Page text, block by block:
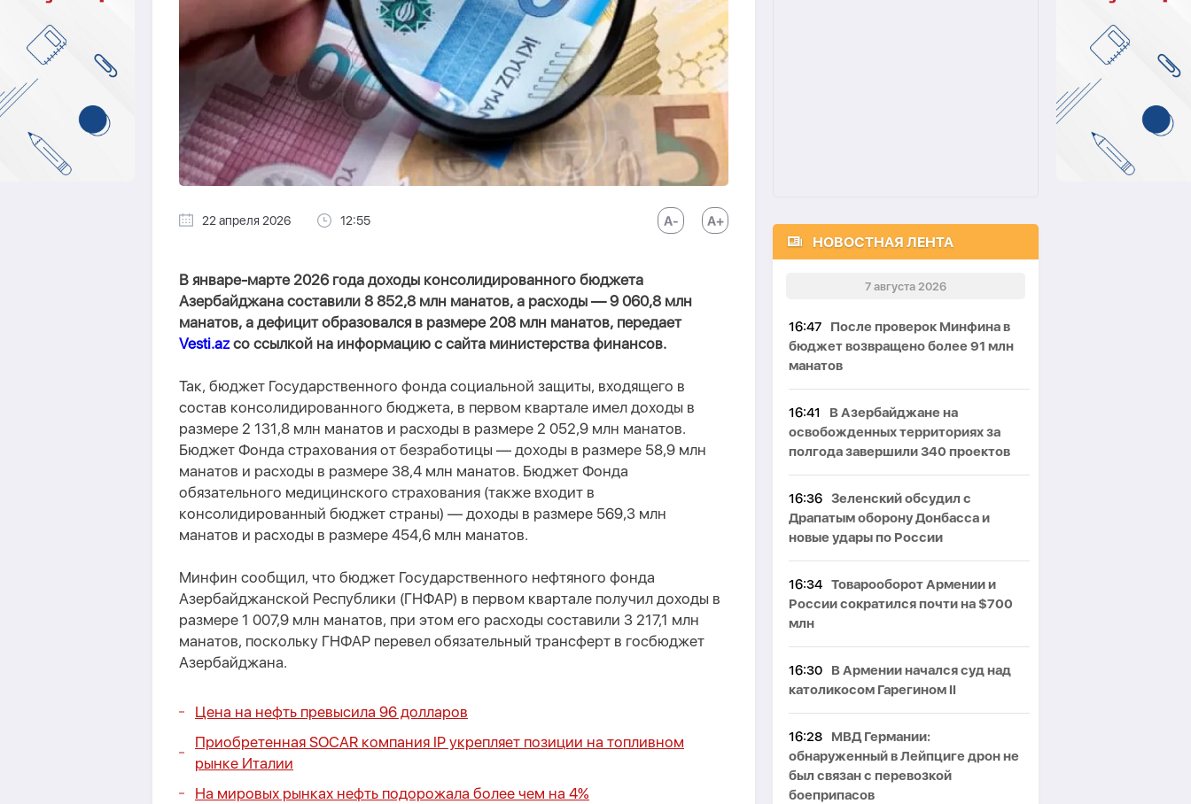
22 апреля 2026 12:55
В январе-марте 2026 года доходы консолидированного бюджета
Азербайджана составили 8 852,8 млн манатов, а расходы — 9 060,8 млн
манатов, а дефицит образовался в размере 208 млн манатов, передает
Vesti.azсо ссылкой на информацию с сайта министерства финансов.
Так, бюджет Государственного фонда социальной защиты, входящего в
состав консолидированного бюджета, в первом квартале имел доходы в
размере 2 131,8 млн манатов и расходы в размере 2 052,9 млн манатов.
Бюджет Фонда страхования от безработицы — доходы в размере 58,9 млн
манатов и расходы в размере 38,4 млн манатов. Бюджет Фонда
обязательного медицинского страхования (также входит в
консолидированный бюджет страны) — доходы в размере 569,3 млн
манатов и расходы в размере 454,6 млн манатов.
Минфин сообщил, что бюджет Государственного нефтяного фонда
Азербайджанской Республики (ГНФАР) в первом квартале получил доходы в
размере 1 007,9 млн манатов, при этом его расходы составили 3 217,1 млн
манатов, поскольку ГНФАР перевел обязательный трансферт в госбюджет
Азербайджана.
Цена на нефть превысила 96 долларов
Приобретенная SOCAR компания IP укрепляет позиции на топливном
рынке Италии
На мировых рынках нефть подорожала более чем на 4%
НОВОСТНАЯ ЛЕНТА
7 августа 2026
16:47
После проверок Минфина в
бюджет возвращено более 91 млн
манатов
16:41
В Азербайджане на
освобожденных территориях за
полгода завершили 340 проектов
16:36 Зеленский обсудил с
Драпатым оборону Донбасса и
новые удары по России
16:34 Товарооборот Армении и
России сократился почти на $700
млн
16:30
В Армении начался суд над
католикосом Гарегином II
16:28
МВД Германии:
обнаруженный в Лейпциге дрон не
был связан с перевозкой
боеприпасов